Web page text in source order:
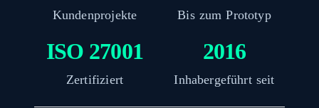
Kundenprojekte Bis zum Prototyp
ISO 27001
Zertifiziert
2016
Inhabergeführt seit